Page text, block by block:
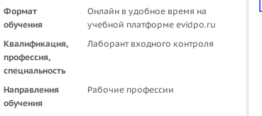
Формат
обучения
Онлайн в удобное время на
учебной платформе evidpo.ru
Квалификация,
профессия,
специальность
Лаборант входного контроля
Направления
обучения
Рабочие профессии